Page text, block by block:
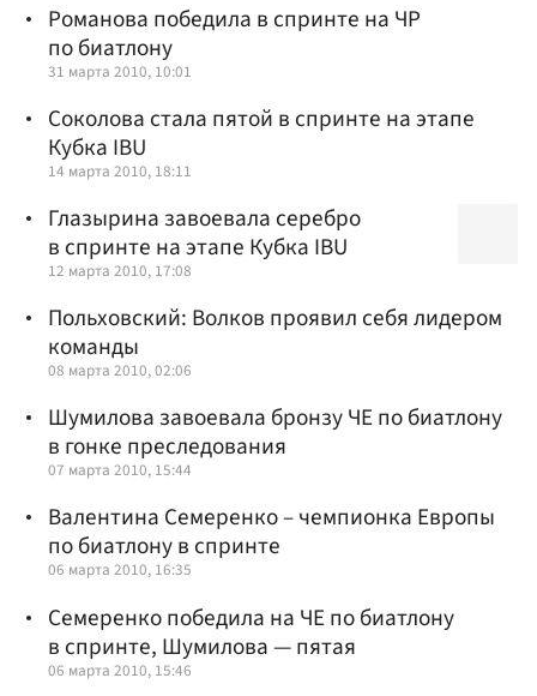
Романова победила в спринте на ЧР
по биатлону
31 марта 2010, 10:01
Соколова стала пятой в спринте на этапе
Кубка IBU
14 марта 2010, 18:11
Глазырина завоевала серебро
в спринте на этапе Кубка IBU
12 марта 2010, 17:08
Польховский: Волков проявил себя лидером
команды
08 марта 2010, 02:06
Шумилова завоевала бронзу ЧЕ по биатлону
в гонке преследования
07 марта 2010, 15:44
Валентина Семеренко – чемпионка Европы
по биатлону в спринте
06 марта 2010, 16:35
Семеренко победила на ЧЕ по биатлону
в спринте, Шумилова — пятая
06 марта 2010, 15:46